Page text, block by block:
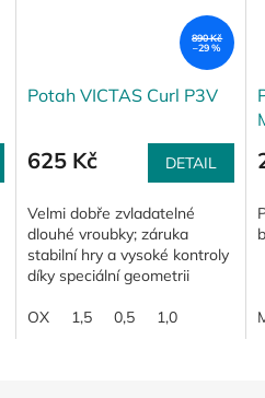
890 Kč
–29 %
Potah VICTAS Curl P3V
625 Kč DETAIL
Velmi dobře zvladatelné
dlouhé vroubky; záruka
stabilní hry a vysoké kontroly
díky speciální geometrii
širšímu tvaru; schopnost
OX 1,5 0,5 1,0